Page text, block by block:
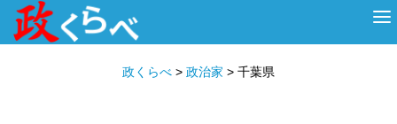
政くらべ > 政治家 > 千葉県